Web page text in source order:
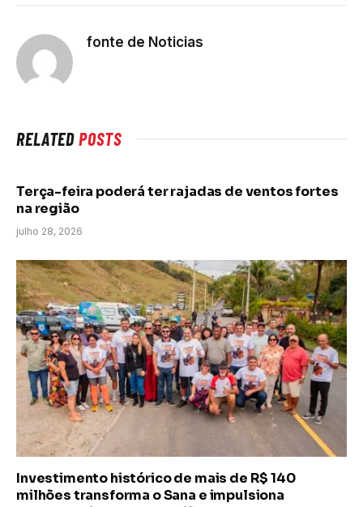
fonte de Noticias
RELATEDPOSTS
Terça-feira poderá ter rajadas de ventos fortes
na região
julho 28, 2026
Investimento histórico de mais de R$ 140
milhões transforma o Sana e impulsiona